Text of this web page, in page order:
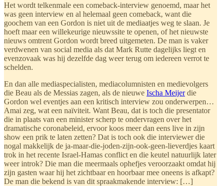
Het wordt telkenmale een comeback-interview genoemd, maar het
was geen interview en al helemaal geen comeback, want die
goochem van een Gordon is niet uit de mediaatjes weg te slaan. Je
hoeft maar een willekeurige nieuwssite te openen, of het nieuwste
nieuws omtrent Gordon wordt breed uitgemeten. De man is vaker
verdwenen van social media als dat Mark Rutte dagelijks liegt en
evenzovaak was hij dezelfde dag weer terug om iedereen verrot te
schelden.
En dan alle mediaspecialisten, mediacolumnisten en medievolgers
die Beau als de Messias zagen, als de nieuwe Ischa Meijerdie
Gordon wel eventjes aan een kritisch interview zou onderwerpen…
Amai zeg, wat een naïviteit. Want Beau, dat is toch die presentator
die in plaats van een minister scherp te ondervragen over het
dramatische coronabeleid, ervoor koos meer dan eens live in zijn
show een prik te laten zetten? Dat is toch ook die interviewer die
nogal makkelijk de ja-maar-die-joden-zijn-ook-geen-lieverdjes kaart
trok in het recente Israel-Hamas conflict en die keutel natuurlijk later
weer introk? Die man die meermaals ophefjes veroorzaakt omdat hij
zijn gasten waar hij het zichtbaar en hoorbaar mee oneens is afkapt?
De man die bekend is van dit spraakmakende interview: […]